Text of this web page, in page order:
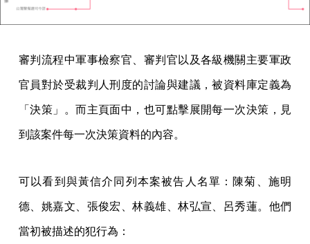
審判流程中軍事檢察官、審判官以及各級機關主要軍政
官員對於受裁判人刑度的討論與建議，被資料庫定義為
「決策」。而主頁面中，也可點擊展開每一次決策，見
到該案件每一次決策資料的內容。
可以看到與黃信介同列本案被告人名單：陳菊、施明
德、姚嘉文、張俊宏、林義雄、林弘宣、呂秀蓮。他們
當初被描述的犯行為：